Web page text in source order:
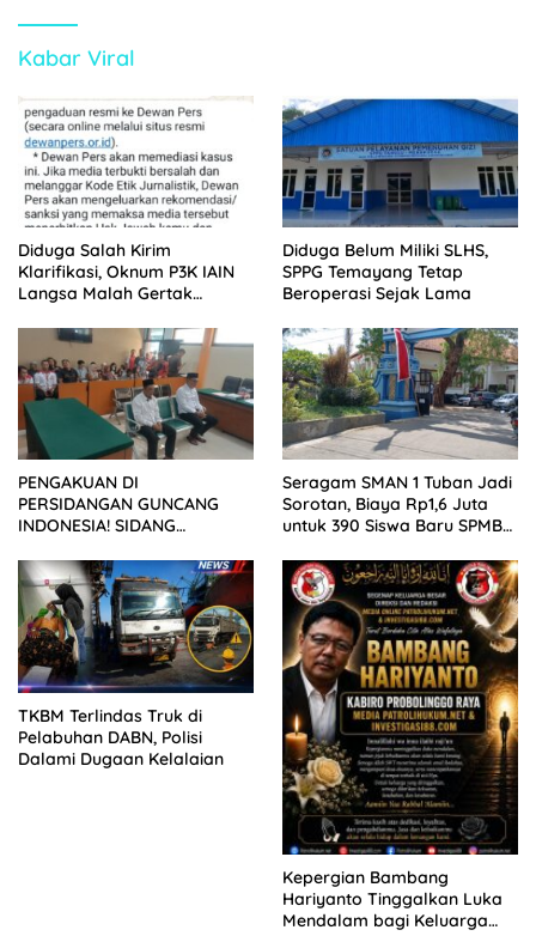
Kabar Viral
Diduga Salah Kirim
Klarifikasi, Oknum P3K IAIN
Langsa Malah Gertak
Diduga Belum Miliki SLHS,
SPPG Temayang Tetap
Beroperasi Sejak Lama
PENGAKUAN DI
PERSIDANGAN GUNCANG
INDONESIA! SIDANG
KELUARGA KORBAN
MENGAMUK DI PN MALANG
Seragam SMAN 1 Tuban Jadi
Sorotan, Biaya Rp1,6 Juta
untuk 390 Siswa Baru SPMB
TKBM Terlindas Truk di
Pelabuhan DABN, Polisi
Dalami Dugaan Kelalaian
Kepergian Bambang
Hariyanto Tinggalkan Luka
Mendalam bagi Keluarga